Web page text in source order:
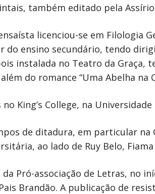
também editado pela
licenciou-se em Filologia
ensino secundário, tendo
instalada no Teatro da Graça,
do romance “Uma Abelha na
King’s College, na Universidade
de ditadura, em particular na
ao lado de Ruy Belo,
Pró-associação de Letras, no
Brandão. A publicação de